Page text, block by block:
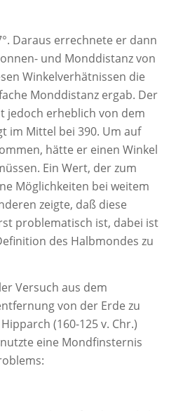
Daraus errechnete er dann
und Monddistanz von
Winkelverhätnissen die
Monddistanz ergab. Der
jedoch erheblich von dem
im Mittel bei 390. Um auf
hätte er einen Winkel
Ein Wert, der zum
Möglichkeiten bei weitem
zeigte, daß diese
problematisch ist, dabei ist
des Halbmondes zu
Versuch aus dem
von der Erde zu
(160-125 v. Chr.)
eine Mondfinsternis